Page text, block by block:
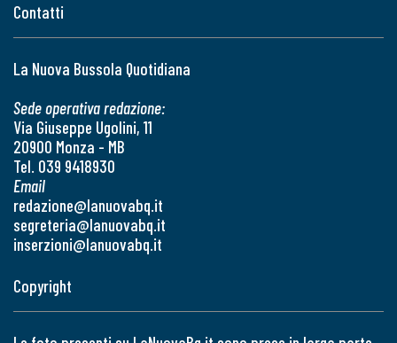
Contatti
La Nuova Bussola Quotidiana
Sede operativa redazione:
Via Giuseppe Ugolini, 11
20900 Monza - MB
Tel. 039 9418930
Email
redazione@lanuovabq.it
segreteria@lanuovabq.it
inserzioni@lanuovabq.it
Copyright